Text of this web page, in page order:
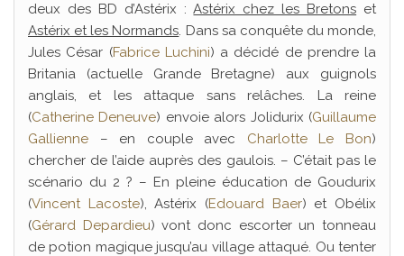
deux des BD d’Astérix :Astérix chez les Bretons et
Astérix et les Normands. Dans sa conquête du monde,
Jules César (Fabrice Luchini) a décidé de prendre la
Britania (actuelle Grande Bretagne) aux guignols
anglais, et les attaque sans relâches. La reine
(Catherine Deneuve) envoie alors Jolidurix (Guillaume
Gallienne – en couple avec Charlotte Le Bon)
chercher de l’aide auprès des gaulois. – C’était pas le
scénario du 2 ? – En pleine éducation de Goudurix
(Vincent Lacoste), Astérix (Edouard Baer) et Obélix
(Gérard Depardieu) vont donc escorter un tonneau
de potion magique jusqu’au village attaqué. Ou tenter